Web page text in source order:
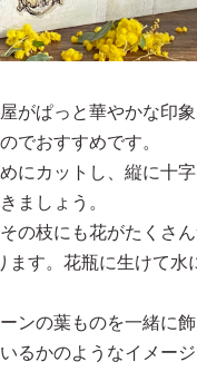
がぱっと華やかな印
でおすすめです。
にカットし、縦に十
ましょう。
の枝にも花がたくさ
す。花瓶に生けて
ンの葉ものを一緒に
るかのようなイメー